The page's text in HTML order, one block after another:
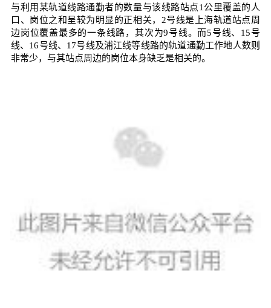
与利用某轨道线路通勤者的数量与该线路站点1公里覆盖的人
口、岗位之和呈较为明显的正相关，2号线是上海轨道站点周
边岗位覆盖最多的一条线路，其次为9号线。而5号线、15号
线、16号线、17号线及浦江线等线路的轨道通勤工作地人数则
非常少，与其站点周边的岗位本身缺乏是相关的。